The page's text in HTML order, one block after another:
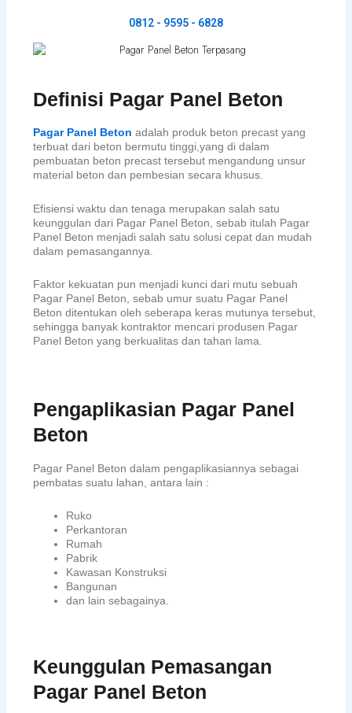
0812 - 9595 - 6828
Definisi Pagar Panel Beton
Pagar Panel Betonadalah produk beton precast yang
terbuat dari beton bermutu tinggi,yang di dalam
pembuatan beton precast tersebut mengandung unsur
material beton dan pembesian secara khusus.
Efisiensi waktu dan tenaga merupakan salah satu
keunggulan dari Pagar Panel Beton, sebab itulah Pagar
Panel Beton menjadi salah satu solusi cepat dan mudah
dalam pemasangannya.
Faktor kekuatan pun menjadi kunci dari mutu sebuah
Pagar Panel Beton, sebab umur suatu Pagar Panel
Beton ditentukan oleh seberapa keras mutunya tersebut,
sehingga banyak kontraktor mencari produsen Pagar
Panel Beton yang berkualitas dan tahan lama.
Pengaplikasian Pagar Panel
Beton
Pagar Panel Beton dalam pengaplikasiannya sebagai
pembatas suatu lahan, antara lain :
Ruko
Perkantoran
Rumah
Pabrik
Kawasan Konstruksi
Bangunan
dan lain sebagainya.
Keunggulan Pemasangan
Pagar Panel Beton